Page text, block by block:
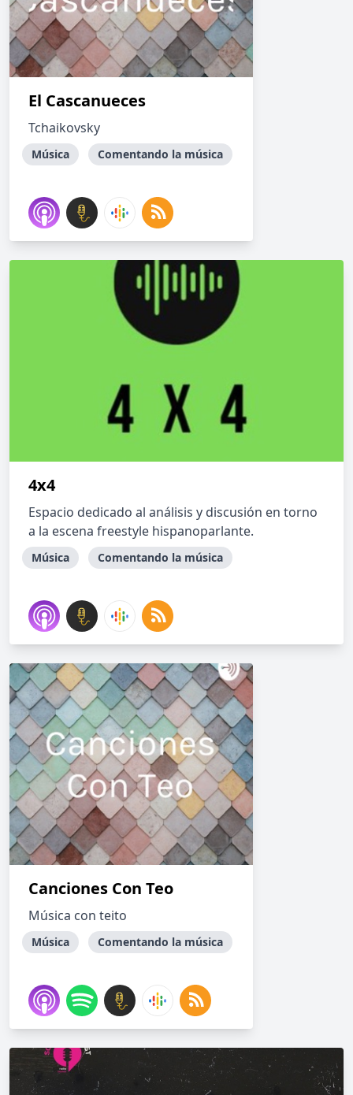
El Cascanueces
Tchaikovsky
Música Comentando la música
4x4
Espacio dedicado al análisis y discusión en torno
a la escena freestyle hispanoparlante.
Música Comentando la música
Canciones Con Teo
Música con teito
Música Comentando la música